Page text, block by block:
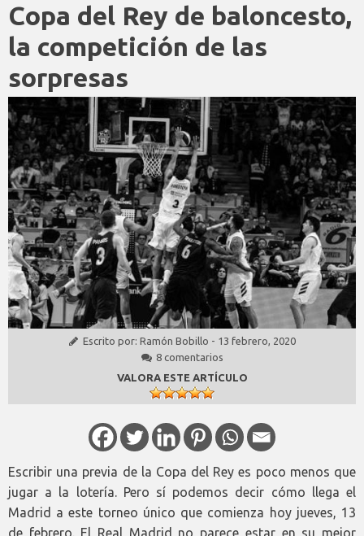
Copa del Rey de baloncesto,
la competición de las
sorpresas
Escrito por: Ramón Bobillo - 13 febrero, 2020
8 comentarios
VALORA ESTE ARTÍCULO
Escribir una previa de la Copa del Rey es poco menos que
jugar a la lotería. Pero sí podemos decir cómo llega el
Madrid a este torneo único que comienza hoy jueves, 13
de febrero. El Real Madrid no parece estar en su mejor